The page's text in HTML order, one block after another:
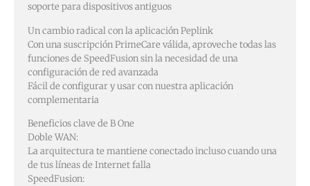
soporte para dispositivos antiguos
Un cambio radical con la aplicación Peplink
Con una suscripción PrimeCare válida, aproveche todas las
funciones de SpeedFusion sin la necesidad de una
configuración de red avanzada
Fácil de configurar y usar con nuestra aplicación
complementaria
Beneficios clave de B One
Doble WAN:
La arquitectura te mantiene conectado incluso cuando una
de tus líneas de Internet falla
SpeedFusion: